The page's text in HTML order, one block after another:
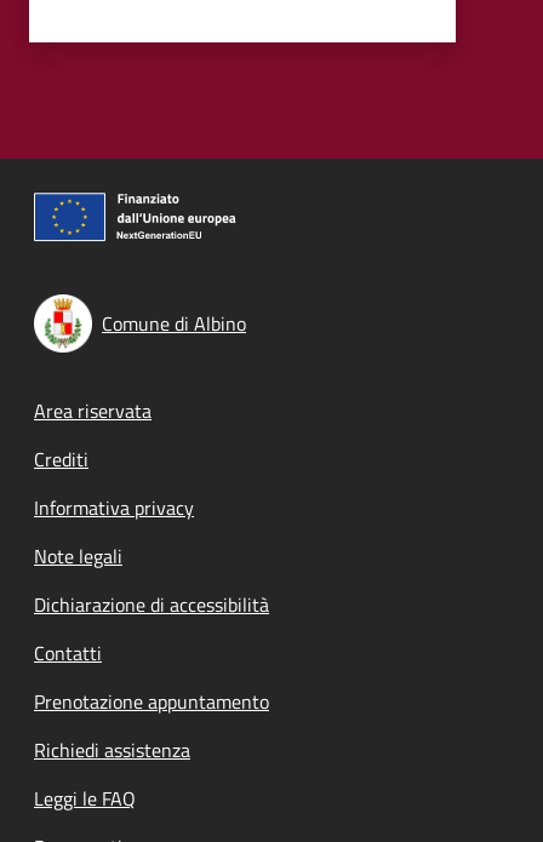
Comune di Albino
Footer menu
Area riservata
Crediti
Informativa privacy
Note legali
Dichiarazione di accessibilità
Contatti
Prenotazione appuntamento
Richiedi assistenza
Leggi le FAQ